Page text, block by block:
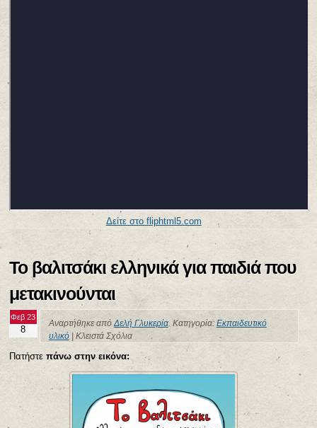
Δείτε στο fliphtml5.com
Το βαλιτσάκι ελληνικά για παιδιά που
μετακινούνται
Φεβ 23
8
Αναρτήθηκε απόΔελή Γλυκερία. Κατηγορία: Εκπαιδευτικό
υλικό| Κλειστά Σχόλια
Πατήστε πάνω στην εικόνα: